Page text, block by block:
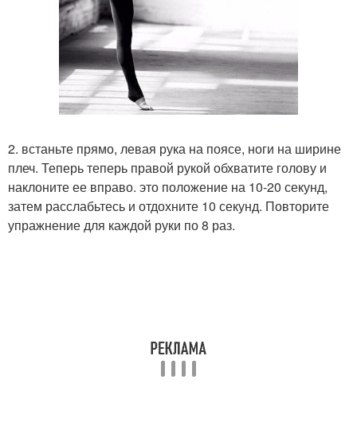
2. встаньте прямо, левая рука на поясе, ноги на ширине
плеч. Теперь теперь правой рукой обхватите голову и
наклоните ее вправо. это положение на 10-20 секунд,
затем расслабьтесь и отдохните 10 секунд. Повторите
упражнение для каждой руки по 8 раз.